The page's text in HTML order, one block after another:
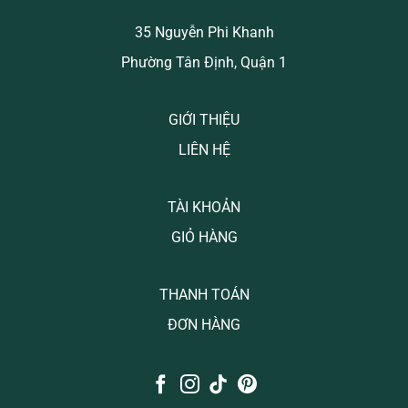
35 Nguyễn Phi Khanh
Phường Tân Định, Quận 1
GIỚI THIỆU
LIÊN HỆ
TÀI KHOẢN
GIỎ HÀNG
THANH TOÁN
ĐƠN HÀNG